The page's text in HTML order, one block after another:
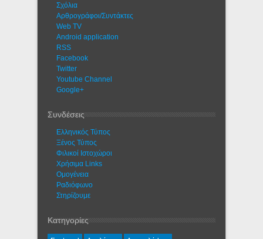
Σχόλια
Αρθρογράφοι/Συντάκτες
Web TV
Android application
RSS
Facebook
Twitter
Youtube Channel
Google+
Συνδέσεις
Ελληνικός Τύπος
Ξένος Τύπος
Φιλικοί Ιστοχώροι
Χρήσιμα Links
Ομογένεια
Ραδιόφωνο
Στηρίζουμε
Κατηγορίες